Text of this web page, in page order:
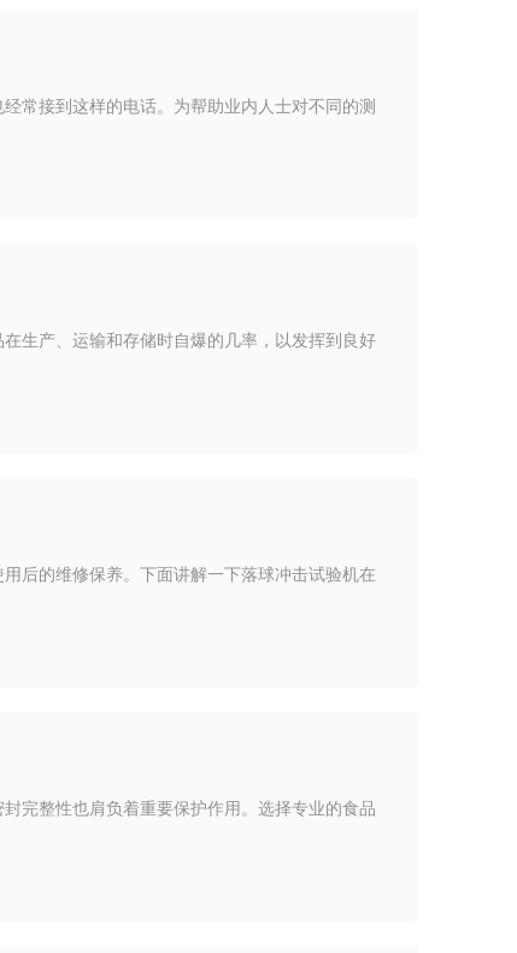
常接到这样的电话。为帮助业内人士对不同的测
生产、运输和存储时自爆的几率，以发挥到良好
后的维修保养。下面讲解一下落球冲击试验机在
完整性也肩负着重要保护作用。选择专业的食品